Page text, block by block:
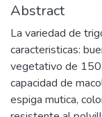
Abstract
La variedad de
caracteristicas:
vegetativo de 150
capacidad de
espiga mutica,